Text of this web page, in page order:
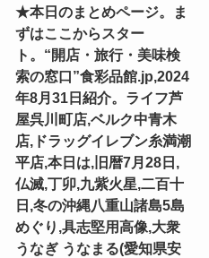
★本日のまとめページ。ま
ずはここからスター
ト。“開店・旅行・美味検
索の窓口”食彩品館.jp,2024
年8月31日紹介。ライフ芦
屋呉川町店,ベルク中青木
店,ドラッグイレブン糸満潮
平店,本日は,旧暦7月28日,
仏滅,丁卯,九紫火星,二百十
日,冬の沖縄八重山諸島5島
めぐり,具志堅用高像,大衆
うなぎ うなまる(愛知県安